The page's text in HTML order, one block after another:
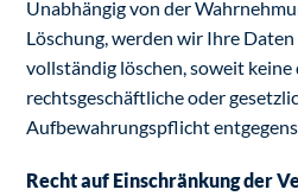
Unabhängig von der
Löschung, werden wir Ihre
vollständig löschen, soweit keine
rechtsgeschäftliche oder
Aufbewahrungspflicht
Recht auf Einschränkung der